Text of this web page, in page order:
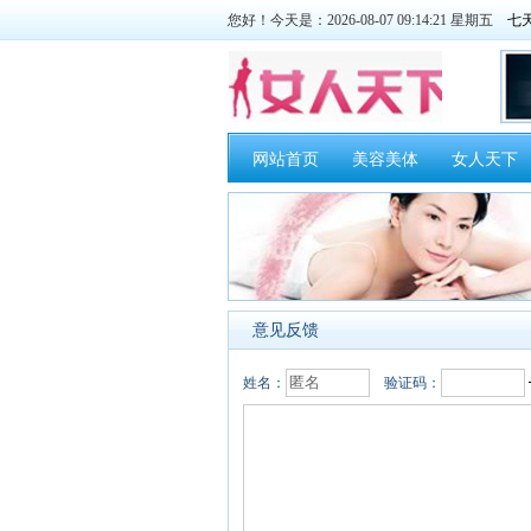
您好！今天是：2026-08-07 09:14:21 星期五
网站首页 美容美体 女人天下
意见反馈
姓名： 验证码：